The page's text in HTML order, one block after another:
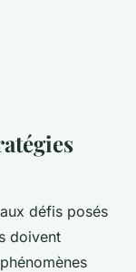
défis posés
doivent